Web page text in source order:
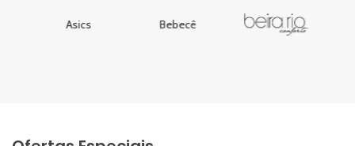
Asics Bebecê